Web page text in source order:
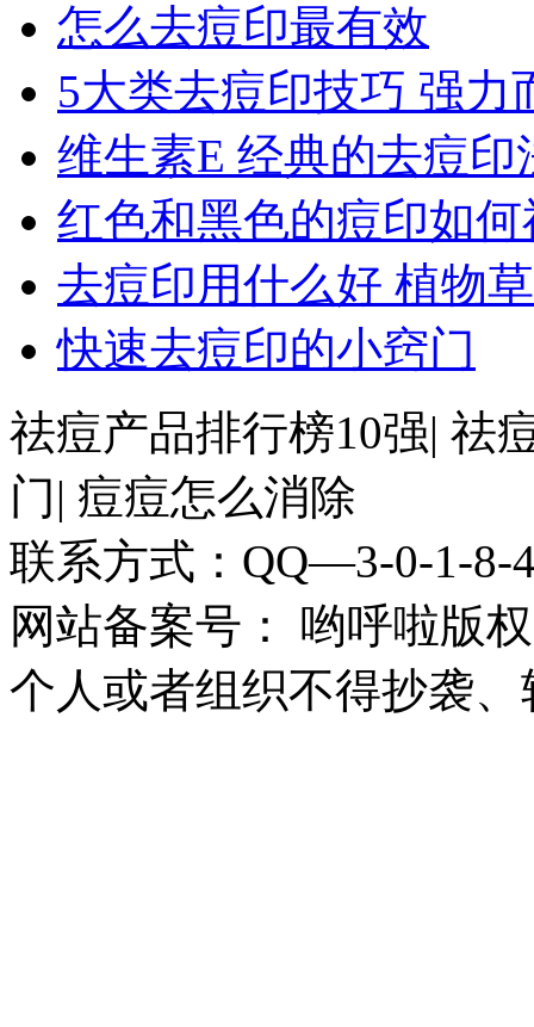
怎么去痘印最有效
5大类去痘印技巧 强力
维生素E 经典的去痘印
红色和黑色的痘印如
去痘印用什么好 植物
快速去痘印的小窍门
祛痘产品排行榜10强| 祛
门| 痘痘怎么消除
联系方式：QQ—3-0-1-8-
网站备案号： 哟呼啦版
个人或者组织不得抄袭